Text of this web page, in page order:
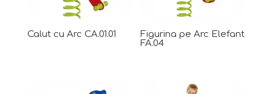
Calut cu Arc CA.01.01
Figurina pe Arc Elefant
FA.04